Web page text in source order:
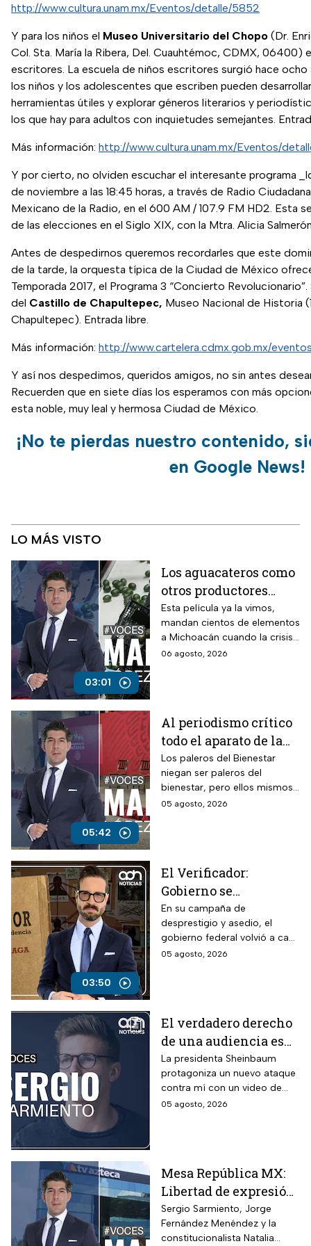
http://www.cultura.unam.mx/Eventos/detalle/5852
Y para los niños el Museo Universitario del Chopo (Dr.
Col. Sta. María la Ribera, Del. Cuauhtémoc, CDMX, 06400)
escritores. La escuela de niños escritores surgió hace
los niños y los adolescentes que escriben pueden
herramientas útiles y explorar géneros literarios y
los que hay para adultos con inquietudes semejantes.
Más información: http://www.cultura.unam.mx/Eventos/
Y por cierto, no olviden escuchar el interesante programa
de noviembre a las 18:45 horas, a través de Radio
Mexicano de la Radio, en el 600 AM / 107.9 FM HD2. Esta
de las elecciones en el Siglo XIX, con la Mtra. Alicia
Antes de despedirnos queremos recordarles que este
de la tarde, la orquesta típica de la Ciudad de México
Temporada 2017, el Programa 3 “Concierto Revolucionario”.
del Castillo de Chapultepec, Museo Nacional de Historia
Chapultepec). Entrada libre.
Más información: http://www.cartelera.cdmx.gob.mx/
Y así nos despedimos, queridos amigos, no sin antes
Recuerden que en siete días los esperamos con más
esta noble, muy leal y hermosa Ciudad de México.
¡No te pierdas nuestro contenido,
en Google News!
LO MÁS VISTO
03:01
Los aguacateros como
otros productores
están asfixiados por la
violencia e
inseguridad
Esta película ya la vimos,
mandan cientos de elementos
a Michoacán cuando la crisis
estalló por la violencia.
06 agosto, 2026
05:42
Al periodismo crítico
todo el aparato de la
ley, mientras a los
“paleros del
bienestar”, dinero a
manos llenas
Los paleros del Bienestar
niegan ser paleros del
bienestar, pero ellos mismos
se ponen en evidencia
05 agosto, 2026
03:50
El Verificador:
Gobierno se
contradice sobre TV
Azteca; revive
presuntos adeudos
fiscales
En su campaña de
desprestigio y asedio, el
gobierno federal volvió a caer
en contradicciones al señalar
pagos pendientes.
05 agosto, 2026
El verdadero derecho
de una audiencia es
tener la opción de
cambiar de canal,
opina Sergio
Sarmiento
La presidenta Sheinbaum
protagoniza un nuevo ataque
contra mí con un video de
hace 26 años.
05 agosto, 2026
Mesa República MX:
Libertad de expresión
en riesgo y los
ataques contra TV
Sergio Sarmiento, Jorge
Fernández Menéndez y la
constitucionalista Natalia